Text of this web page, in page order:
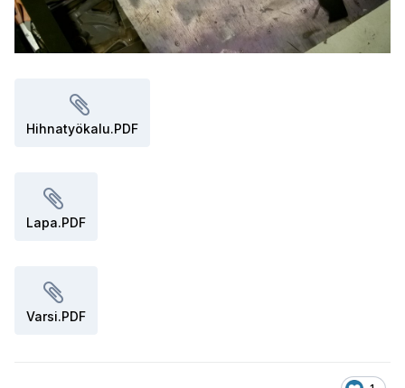
Hihnatyökalu.PDF
Lapa.PDF
Varsi.PDF